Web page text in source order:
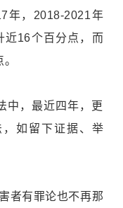
年，2018-2021年
近16个百分点，而
中，最近四年，更
如留下证据、举
者有罪论也不再那